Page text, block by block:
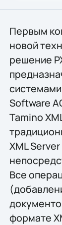
Первым
новой
решение
Software
Tamino
XML
Все
формате